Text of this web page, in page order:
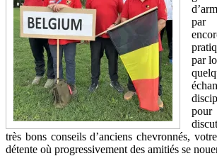
par
par
très bons conseils d’anciens chevronnés,
détente où progressivement des amitiés se